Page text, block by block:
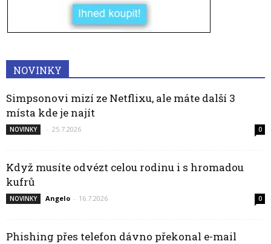
NOVINKY
Simpsonovi mizí ze Netflixu, ale máte další 3
místa kde je najít
NOVINKY - 25.7.2026 0
Když musíte odvézt celou rodinu i s hromadou
kufrů
NOVINKY Angelo - 16.7.2026 0
Phishing přes telefon dávno překonal e-mail